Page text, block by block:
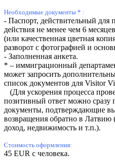
Необходимые документы * :
- Паспорт, действительный для
действия не менее чем 6
(или качественная цветная
разворот с фотографией и
- Заполненная анкета.
* – иммиграционный
может запросить
список документов для Visitor
(Для ускорения процесса
позитивный ответ можно сразу
документы, подтверждающие
возвращения обратно в Латвию
доход, недвижимость и т.п.).
Стоимость оформления:
45 EUR с человека.